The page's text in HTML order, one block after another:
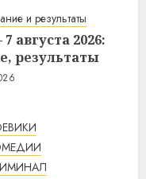
и результаты
августа 2026:
результаты